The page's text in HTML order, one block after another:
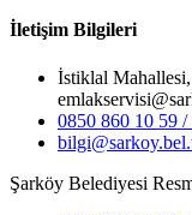
İletişim Bilgileri
İstiklal
0850 860 10 59
Şarköy Belediyesi